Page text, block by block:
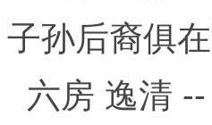
子孙后裔俱
六房 逸清